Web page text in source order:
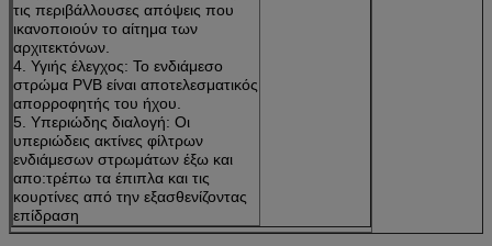
τις περιβάλλουσες απόψεις που
ικανοποιούν το αίτημα των
αρχιτεκτόνων.
4. Υγιής έλεγχος: Το ενδιάμεσο
στρώμα PVB είναι αποτελεσματικός
απορροφητής του ήχου.
5. Υπεριώδης διαλογή: Οι
υπεριώδεις ακτίνες φίλτρων
ενδιάμεσων στρωμάτων έξω και
απο:τρέπω τα έπιπλα και τις
κουρτίνες από την εξασθενίζοντας
επίδραση